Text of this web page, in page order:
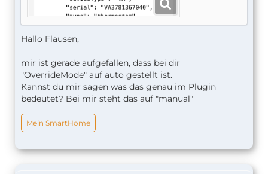
Hallo Flausen,
mir ist gerade aufgefallen, dass bei dir
"OverrideMode" auf auto gestellt ist.
Kannst du mir sagen was das genau im Plugin
bedeutet? Bei mir steht das auf "manual"
Mein SmartHome